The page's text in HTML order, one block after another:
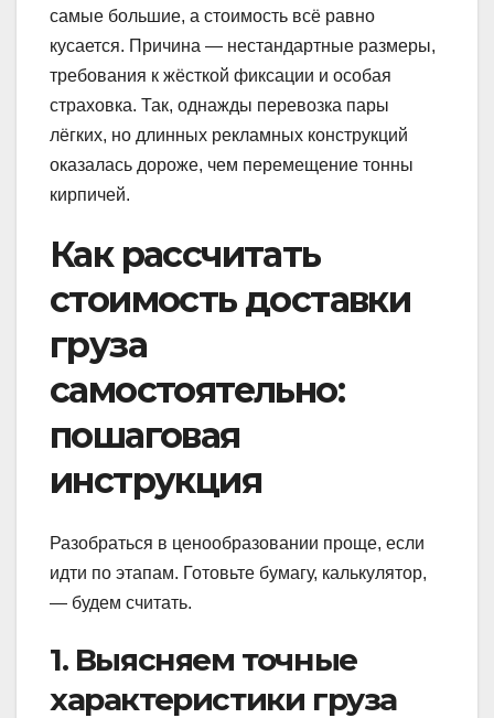
самые большие, а стоимость всё равно
кусается. Причина — нестандартные размеры,
требования к жёсткой фиксации и особая
страховка. Так, однажды перевозка пары
лёгких, но длинных рекламных конструкций
оказалась дороже, чем перемещение тонны
кирпичей.
Как рассчитать
стоимость доставки
груза
самостоятельно:
пошаговая
инструкция
Разобраться в ценообразовании проще, если
идти по этапам. Готовьте бумагу, калькулятор,
— будем считать.
1. Выясняем точные
характеристики груза